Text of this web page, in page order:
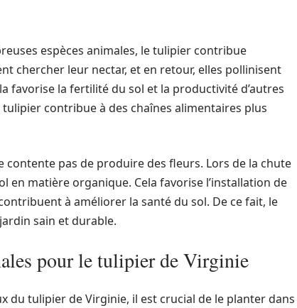
espèces animales, le tulipier contribue
chercher leur nectar, et en retour, elles pollinisent
favorise la fertilité du sol et la productivité d’autres
contribue à des chaînes alimentaires plus
pas de produire des fleurs. Lors de la chute
en matière organique. Cela favorise l’installation de
à améliorer la santé du sol. De ce fait, le
sain et durable.
pour le tulipier de Virginie
du tulipier de Virginie, il est crucial de le planter dans